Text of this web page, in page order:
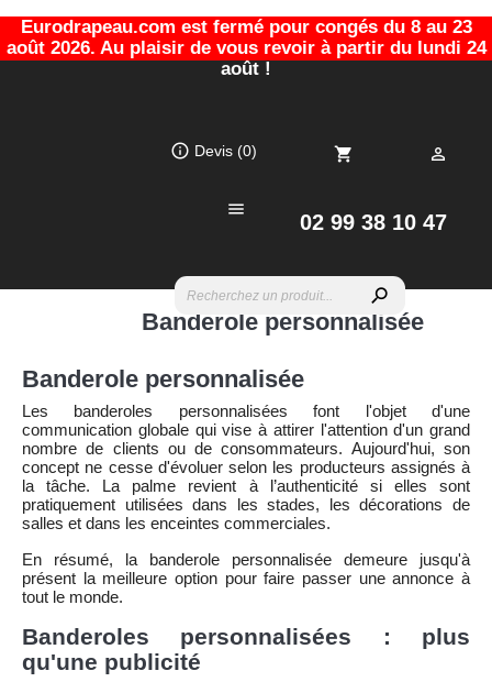
Eurodrapeau.com est fermé pour congés du 8 au 23
août 2026. Au plaisir de vous revoir à partir du lundi 24
août !
02 99 38 10 47
info_outline Devis (0)
search

shopping_cart 
Banderole personnalisée
Banderole personnalisée
Les banderoles personnalisées font l'objet d'une
communication globale qui vise à attirer l'attention d'un grand
nombre de clients ou de consommateurs. Aujourd'hui, son
concept ne cesse d'évoluer selon les producteurs assignés à
la tâche. La palme revient à l’authenticité si elles sont
pratiquement utilisées dans les stades, les décorations de
salles et dans les enceintes commerciales.
En résumé, la banderole personnalisée demeure jusqu'à
présent la meilleure option pour faire passer une annonce à
tout le monde.
Banderoles personnalisées : plus
qu'une publicité